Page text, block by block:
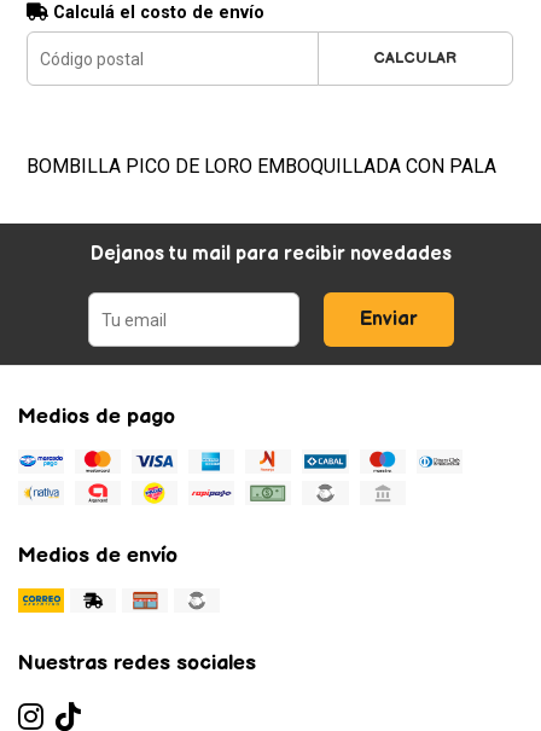
Calculá el costo de envío
CALCULAR
BOMBILLA PICO DE LORO EMBOQUILLADA CON PALA
Dejanos tu mail para recibir novedades
Enviar
Medios de pago
Medios de envío
Nuestras redes sociales